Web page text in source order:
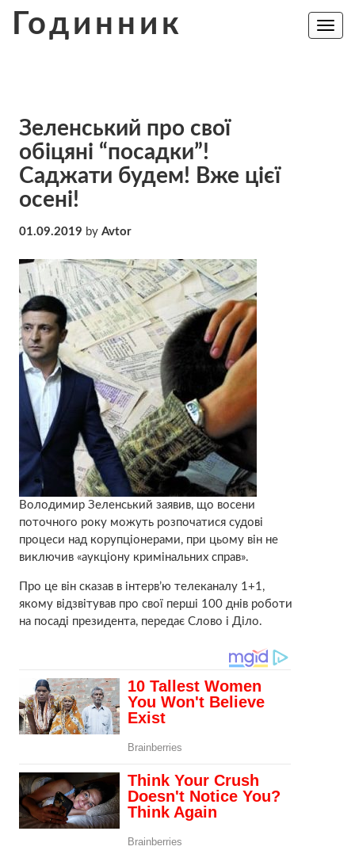
Годинник
Toggle
Зеленський про свої
обіцяні “посадки”!
Саджати будем! Вже цієї
осені!
01.09.2019 by Avtor
Володимир Зеленський заявив, що восени
поточного року можуть розпочатися судові
процеси над корупціонерами, при цьому він не
виключив «аукціону кримінальних справ».
Про це він сказав в інтерв’ю телеканалу 1+1,
якому відзвітував про свої перші 100 днів роботи
на посаді президента, передає Слово і Діло.